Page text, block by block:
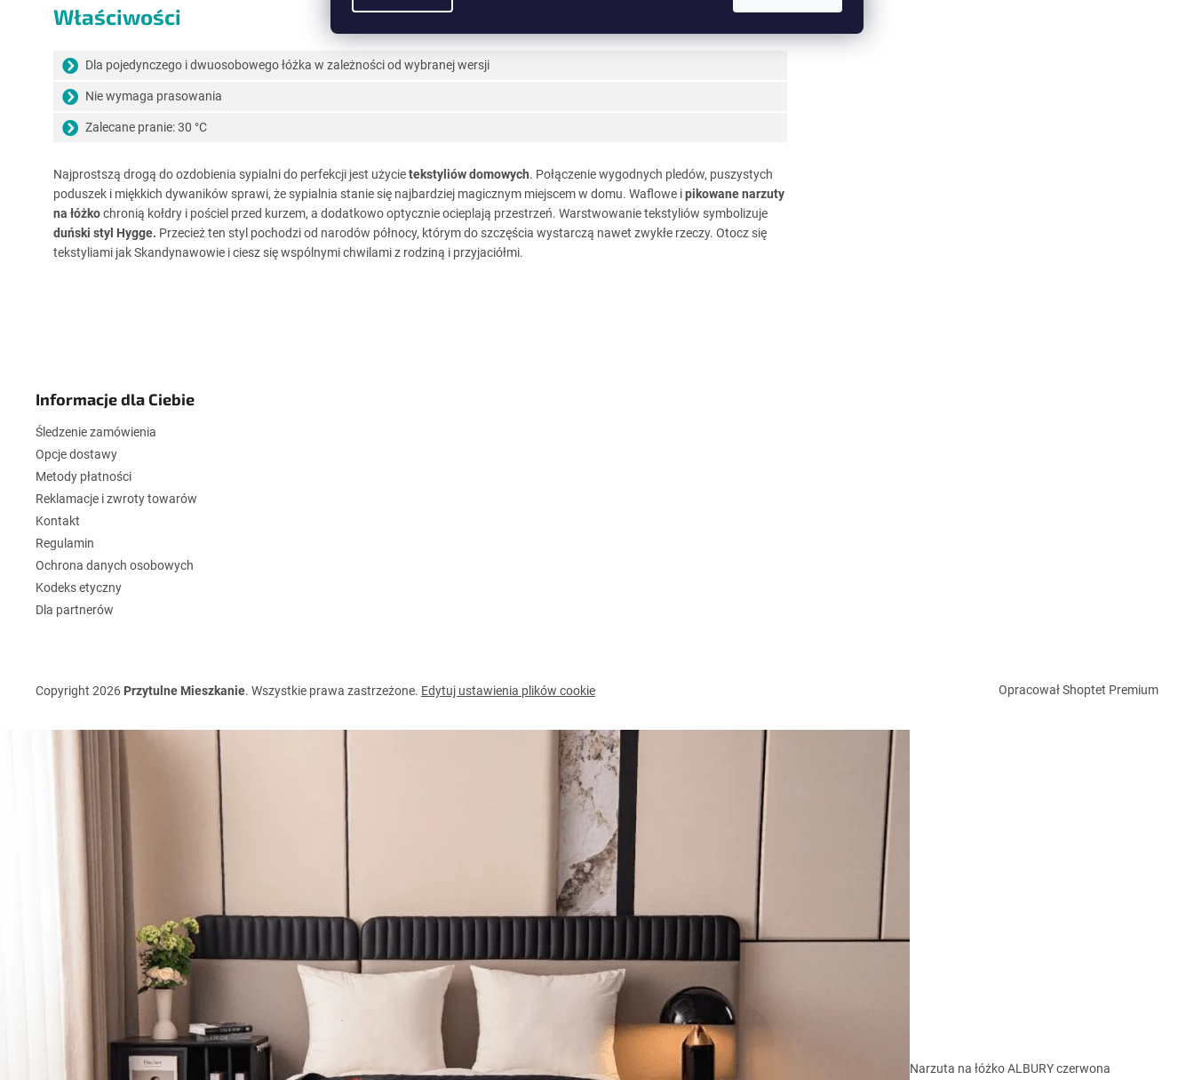
Właściwości
Dla pojedynczego i dwuosobowego łóżka w zależności od wybranej wersji
Nie wymaga prasowania
Zalecane pranie: 30 °C
Najprostszą drogą do ozdobienia sypialni do perfekcji jest użycietekstyliów domowych. Połączenie wygodnych pledów, puszystych
poduszek i miękkich dywaników sprawi, że sypialnia stanie się najbardziej magicznym miejscem w domu. Waflowe ipikowane narzuty
na łóżkochronią kołdry i pościel przed kurzem, a dodatkowo optycznie ocieplają przestrzeń. Warstwowanie tekstyliów symbolizuje
duński styl Hygge. Przecież ten styl pochodzi od narodów północy, którym do szczęścia wystarczą nawet zwykłe rzeczy. Otocz się
tekstyliami jak Skandynawowie i ciesz się wspólnymi chwilami z rodziną i przyjaciółmi.
Informacje dla Ciebie
Śledzenie zamówienia
Opcje dostawy
Metody płatności
Reklamacje i zwroty towarów
Kontakt
Regulamin
Ochrona danych osobowych
Kodeks etyczny
Dla partnerów
Opracował Shoptet Premium
Copyright 2026 Przytulne Mieszkanie. Wszystkie prawa zastrzeżone. Edytuj ustawienia plików cookie
Narzuta na łóżko ALBURY czerwona